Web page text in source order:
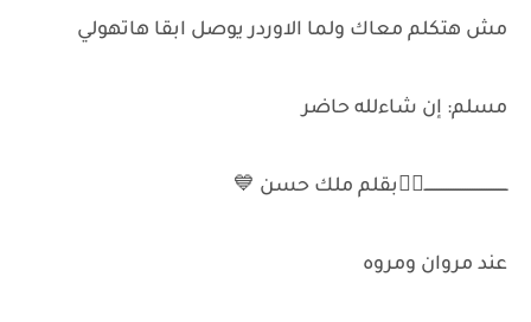
مش هتكلم معاك ولما الاوردر يوصل ابقا هاتهولي
مسلم: إن شاءلله حاضر
ـــــــــــــــــــــــــــــــــــ✌🏻بقلم ملك حسن 💙
عند مروان ومروه